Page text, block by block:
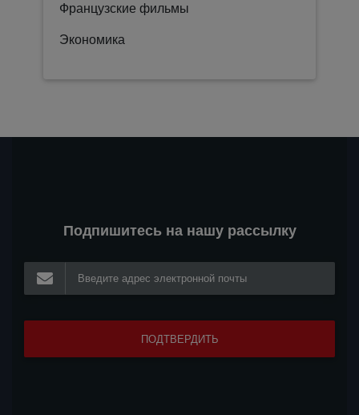
Французские фильмы
Экономика
Подпишитесь на нашу рассылку